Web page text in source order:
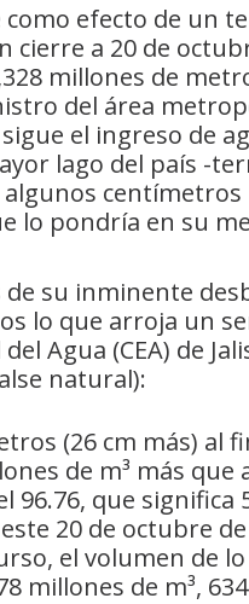
como efecto de un
cierre a 20 de
millones de
del área
el ingreso de
lago del país -
algunos
lo pondría en su
su inminente
lo que arroja un
Agua (CEA) de
natural):
(26 cm más) al
de m³ más que
96.76, que significa
20 de octubre de
el volumen de
millones de m³,